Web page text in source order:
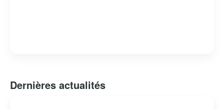
Dernières actualités